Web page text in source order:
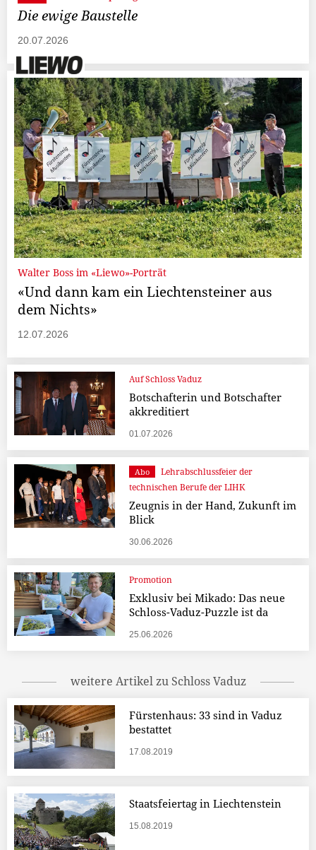
Die ewige Baustelle
20.07.2026
Walter Boss im «Liewo»-Porträt
«Und dann kam ein Liechtensteiner aus
dem Nichts»
12.07.2026
Auf Schloss Vaduz
Botschafterin und Botschafter
akkreditiert
01.07.2026
Abo
Lehrabschlussfeier der
technischen Berufe der LIHK
Zeugnis in der Hand, Zukunft im
Blick
30.06.2026
Promotion
Exklusiv bei Mikado: Das neue
Schloss-Vaduz-Puzzle ist da
25.06.2026
weitere Artikel zu Schloss Vaduz
Fürstenhaus: 33 sind in Vaduz
bestattet
17.08.2019
Staatsfeiertag in Liechtenstein
15.08.2019